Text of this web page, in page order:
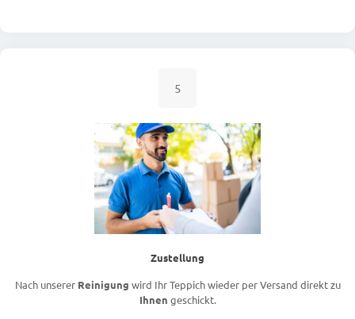
5
Zustellung
Nach unserer Reinigung wird Ihr Teppich wieder per Versand direkt zu
Ihnen geschickt.